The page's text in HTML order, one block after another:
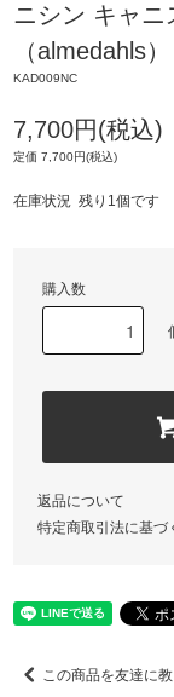
ニシン キャ
（almedahls）
KAD009NC
7,700円(税込)
定価 7,700円(税込)
在庫状況 残り1個です
購入数
返品について
特定商取引法に基づ
この商品を友達に